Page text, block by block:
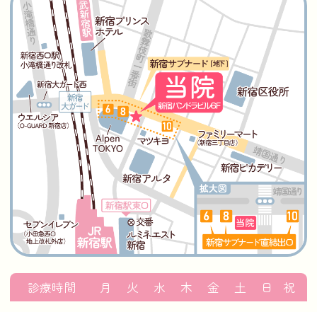
診療時間 月 火 水 木 金 土 日
祝